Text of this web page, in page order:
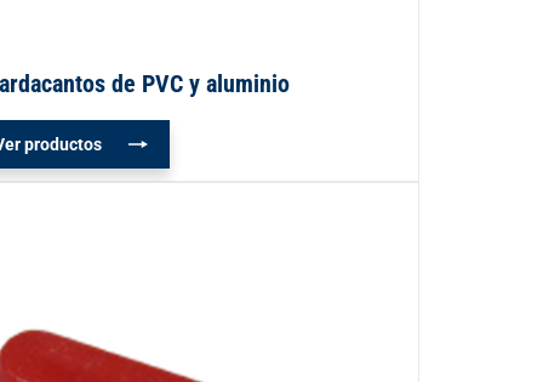
de PVC y aluminio
productos